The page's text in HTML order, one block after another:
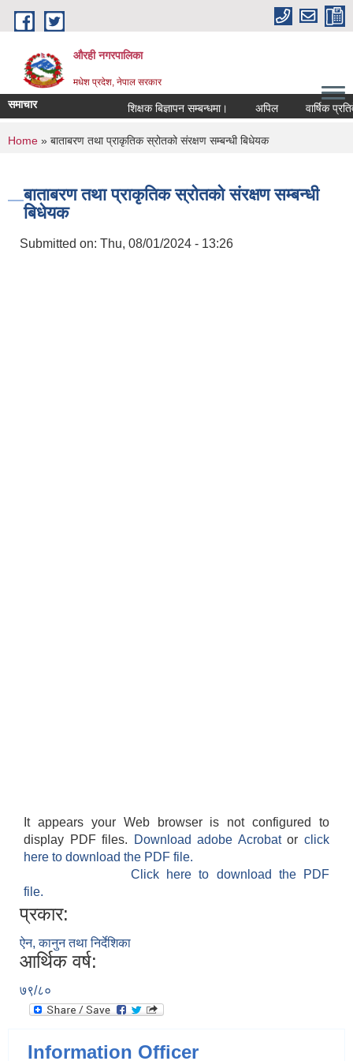
Skip to main content
औरही नगरपालिका
मधेश प्रदेश, नेपाल सरकार
समाचार शिक्षक बिज्ञापन सम्बन्धमा। अपिल वार्षिक
You are here
Home » बाताबरण तथा प्राकृतिक स्रोतको संरक्षण सम्बन्धी बिधेयक
बाताबरण तथा प्राकृतिक स्रोतको संरक्षण सम्बन्धी
बिधेयक
Submitted on: Thu, 08/01/2024 - 13:26
It appears your Web browser is not configured to
display PDF files.
Download adobe Acrobatorclick
here to download the PDF file.
Click here to download the PDF
file.
प्रकार:
ऐन, कानुन तथा निर्देशिका
आर्थिक वर्ष:
७९/८०
Information Officer